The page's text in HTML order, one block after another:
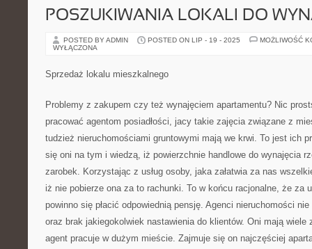
POSZUKIWANIA LOKALI DO
POSTED BY ADMIN POSTED ON LIP - 19 - 2025
MOŻLIWOŚĆ
WYŁĄCZONA
Sprzedaż lokalu mieszkalnego
Problemy z zakupem czy też wynajęciem apartamentu? Nic
pracować agentom posiadłości, jacy takie zajęcia związane z
tudzież nieruchomościami gruntowymi mają we krwi. To jest ich
się oni na tym i wiedzą, iż powierzchnie handlowe do wynajęcia
zarobek. Korzystając z usług osoby, jaka załatwia za nas
iż nie pobierze ona za to rachunki. To w końcu racjonalne, że za
powinno się płacić odpowiednią pensję. Agenci nieruchomości
oraz brak jakiegokolwiek nastawienia do klientów. Oni mają wiele
agent pracuje w dużym mieście. Zajmuje się on najczęściej